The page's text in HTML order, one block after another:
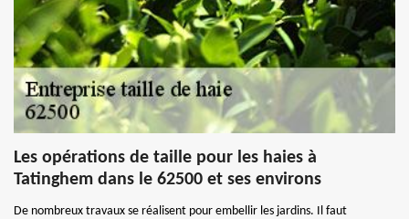
Les opérations de taille pour les haies à
Tatinghem dans le 62500 et ses environs
De nombreux travaux se réalisent pour embellir les jardins. Il faut